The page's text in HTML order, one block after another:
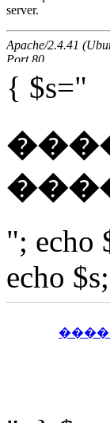
{ $s="
"; echo
echo